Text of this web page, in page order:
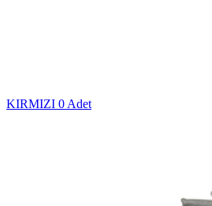
KIRMIZI 0 Adet